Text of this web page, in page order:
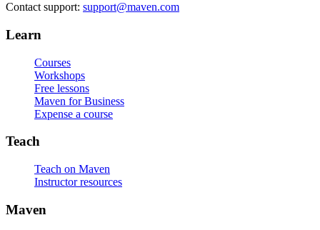
Contact support: support@maven.com
Learn
Courses
Workshops
Free lessons
Maven for Business
Expense a course
Teach
Teach on Maven
Instructor resources
Maven